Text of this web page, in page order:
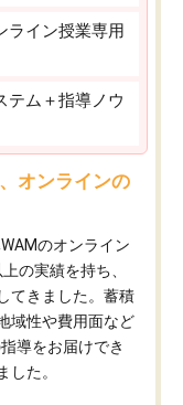
ライン授業専用
テム＋指導ノウ
オンラインの
のオンライン
の実績を持ち、
てきました。蓄積
域性や費用面など
導をお届けでき
した。